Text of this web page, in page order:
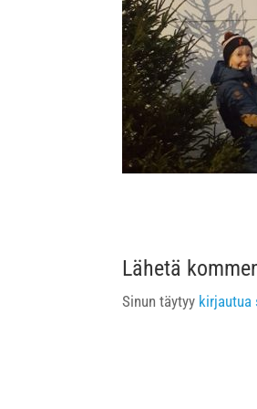
Lähetä
Sinun täytyy kirjautua